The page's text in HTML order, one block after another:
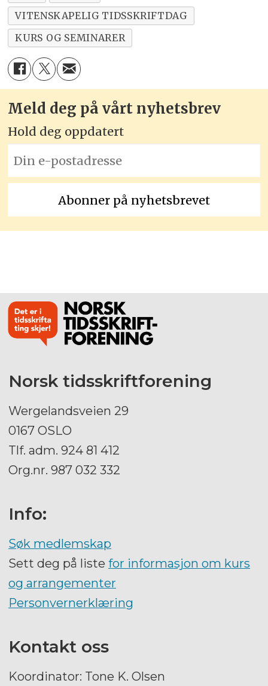
VITENSKAPELIG TIDSSKRIFTDAG
KURS OG SEMINARER
Meld deg på vårt nyhetsbrev
Hold deg oppdatert
Norsk tidsskriftforening
Wergelandsveien 29
0167 OSLO
Tlf. adm. 924 81 412
Org.nr. 987 032 332
Info:
Søk medlemskap
Sett deg på liste for informasjon om kurs
og arrangementer
Personvernerklæring
Kontakt oss
Koordinator: Tone K. Olsen